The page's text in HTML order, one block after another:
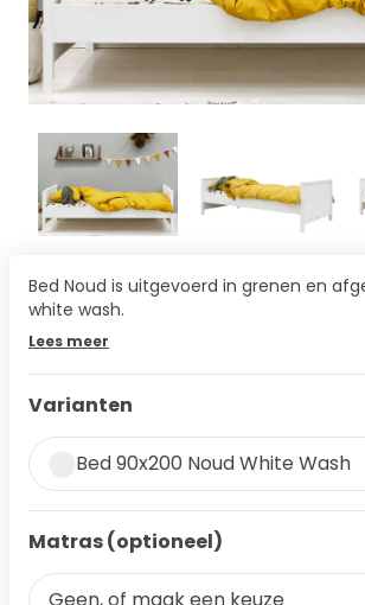
Bed Noud is uitgevoerd in grenen en
white wash.
Lees meer
Varianten
Bed 90x200 Noud White Wash
Matras (optioneel)